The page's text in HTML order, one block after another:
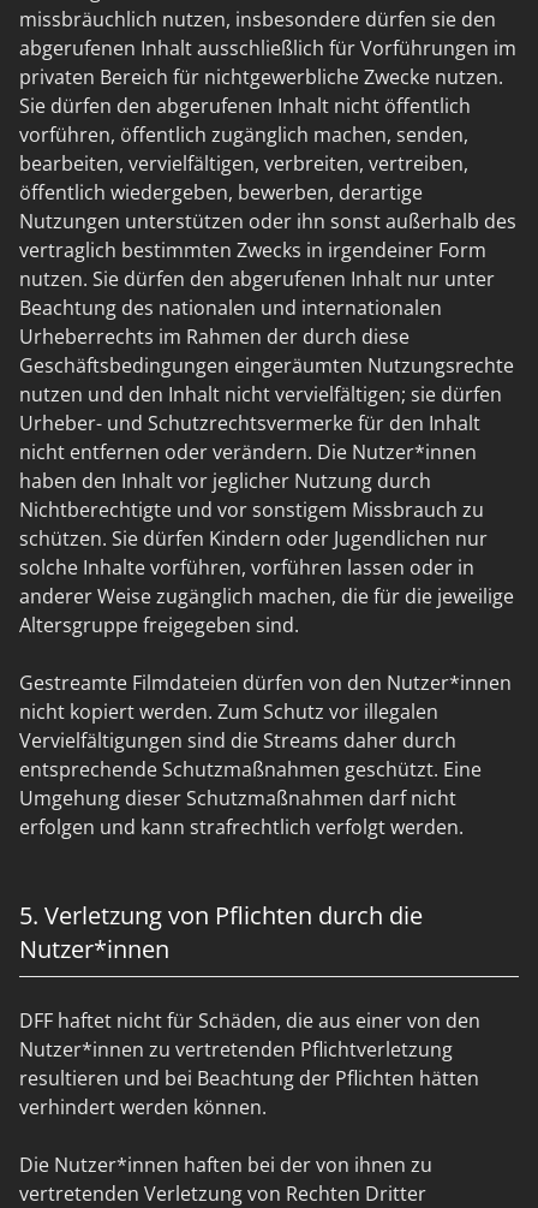
missbräuchlich nutzen, insbesondere dürfen sie den
abgerufenen Inhalt ausschließlich für Vorführungen im
privaten Bereich für nichtgewerbliche Zwecke nutzen.
Sie dürfen den abgerufenen Inhalt nicht öffentlich
vorführen, öffentlich zugänglich machen, senden,
bearbeiten, vervielfältigen, verbreiten, vertreiben,
öffentlich wiedergeben, bewerben, derartige
Nutzungen unterstützen oder ihn sonst außerhalb des
vertraglich bestimmten Zwecks in irgendeiner Form
nutzen. Sie dürfen den abgerufenen Inhalt nur unter
Beachtung des nationalen und internationalen
Urheberrechts im Rahmen der durch diese
Geschäftsbedingungen eingeräumten Nutzungsrechte
nutzen und den Inhalt nicht vervielfältigen; sie dürfen
Urheber- und Schutzrechtsvermerke für den Inhalt
nicht entfernen oder verändern. Die Nutzer*innen
haben den Inhalt vor jeglicher Nutzung durch
Nichtberechtigte und vor sonstigem Missbrauch zu
schützen. Sie dürfen Kindern oder Jugendlichen nur
solche Inhalte vorführen, vorführen lassen oder in
anderer Weise zugänglich machen, die für die jeweilige
Altersgruppe freigegeben sind.
Gestreamte Filmdateien dürfen von den Nutzer*innen
nicht kopiert werden. Zum Schutz vor illegalen
Vervielfältigungen sind die Streams daher durch
entsprechende Schutzmaßnahmen geschützt. Eine
Umgehung dieser Schutzmaßnahmen darf nicht
erfolgen und kann strafrechtlich verfolgt werden.
5. Verletzung von Pflichten durch die
Nutzer*innen
DFF haftet nicht für Schäden, die aus einer von den
Nutzer*innen zu vertretenden Pflichtverletzung
resultieren und bei Beachtung der Pflichten hätten
verhindert werden können.
Die Nutzer*innen haften bei der von ihnen zu
vertretenden Verletzung von Rechten Dritter